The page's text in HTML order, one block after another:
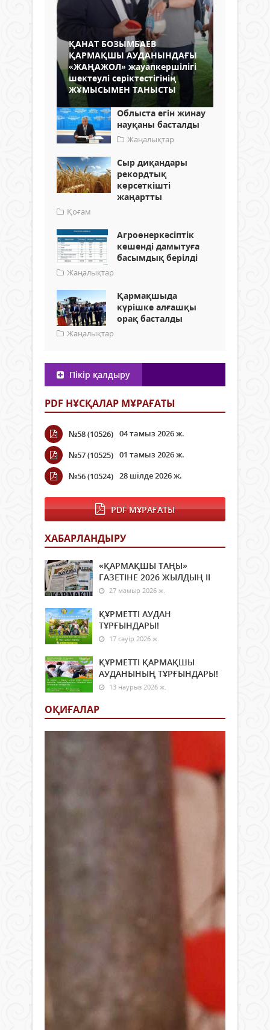
ҚАНАТ БОЗЫМБАЕВ
ҚАРМАҚШЫ АУДАНЫНДАҒЫ
«ЖАҢАЖОЛ» жауапкершілігі
шектеулі серіктестігінің
ЖҰМЫСЫМЕН ТАНЫСТЫ
Облыста егін жинау
науқаны басталды
Жаңалықтар
Сыр диқандары
рекордтық
көрсеткішті
жаңартты
Қоғам
Агроөнеркәсіптік
кешенді дамытуға
басымдық берілді
Жаңалықтар
Қармақшыда
күрішке алғашқы
орақ басталды
Жаңалықтар
Пікір қалдыру
PDF НҰСҚАЛАР МҰРАҒАТЫ
№58 (10526) 04 тамыз 2026 ж.
№57 (10525) 01 тамыз 2026 ж.
№56 (10524) 28 шілде 2026 ж.
PDF МҰРАҒАТЫ
ХАБАРЛАНДЫРУ
«ҚАРМАҚШЫ ТАҢЫ»
ГАЗЕТІНЕ 2026 ЖЫЛДЫҢ ІI
27 мамыр 2026 ж.
ҚҰРМЕТТІ АУДАН
ТҰРҒЫНДАРЫ!
17 сәуір 2026 ж.
ҚҰРМЕТТІ ҚАРМАҚШЫ
АУДАНЫНЫҢ ТҰРҒЫНДАРЫ!
13 наурыз 2026 ж.
ОҚИҒАЛАР